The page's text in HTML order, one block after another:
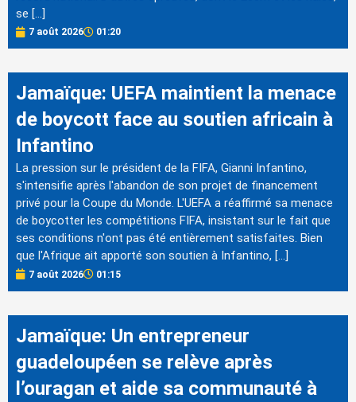
se […]
7 août 2026 01:20
Jamaïque: UEFA maintient la menace
de boycott face au soutien africain à
Infantino
La pression sur le président de la FIFA, Gianni Infantino,
s'intensifie après l'abandon de son projet de financement
privé pour la Coupe du Monde. L'UEFA a réaffirmé sa menace
de boycotter les compétitions FIFA, insistant sur le fait que
ses conditions n'ont pas été entièrement satisfaites. Bien
que l'Afrique ait apporté son soutien à Infantino, […]
7 août 2026 01:15
Jamaïque: Un entrepreneur
guadeloupéen se relève après
l’ouragan et aide sa communauté à